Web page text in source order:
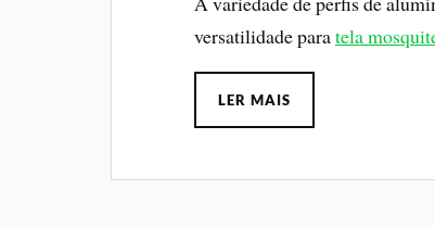
versatilidade paratela
LER MAIS